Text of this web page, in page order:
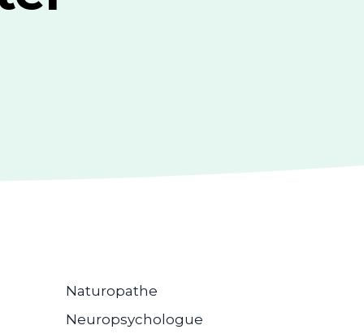
Naturopathe
Neuropsychologue